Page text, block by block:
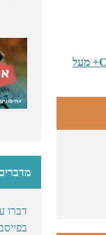
דברו
עם CD4+ מעל